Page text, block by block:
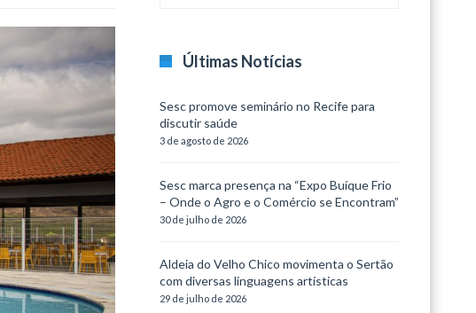
Últimas Notícias
Sesc promove seminário no Recife para
discutir saúde
3 de agosto de 2026
Sesc marca presença na “Expo Buíque Frio
– Onde o Agro e o Comércio se Encontram”
30 de julho de 2026
Aldeia do Velho Chico movimenta o Sertão
com diversas linguagens artísticas
29 de julho de 2026